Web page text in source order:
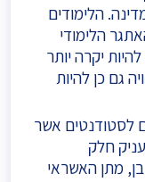
הלימודים
הלימודי
יקרה יותר
גם כן להיות
לסטודנטים אשר
חלק
מתן האשראי